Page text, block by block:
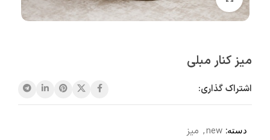
میز کنار مبلی
اشتراک گذاری:
دسته: new
, میز